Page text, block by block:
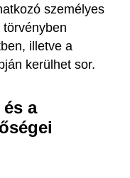
személyes
illetve a
kerülhet sor.
a